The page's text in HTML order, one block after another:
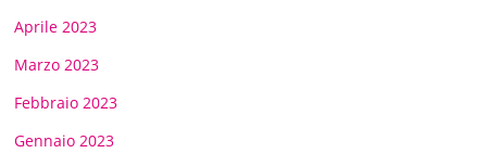
Aprile 2023
Marzo 2023
Febbraio 2023
Gennaio 2023